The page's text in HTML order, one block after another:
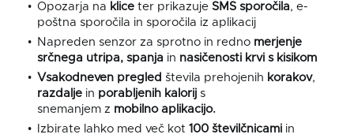
Opozarja na klice ter prikazuje SMS sporočila, e-
poštna sporočila in sporočila iz aplikacij
Napreden senzor za sprotno in redno merjenje
srčnega utripa, spanja in nasičenosti krvi s kisikom
Vsakodneven pregled števila prehojenih korakov,
razdalje in porabljenih kalorij s
snemanjem z mobilno aplikacijo.
Izbirate lahko med več kot 100 številčnicami in